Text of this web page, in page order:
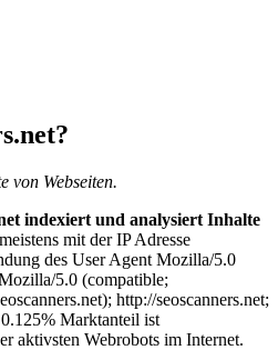
von Webseiten.
indexiert und analysiert Inhalte
mit der IP Adresse
des User Agent Mozilla/5.0
5.0 (compatible;
http://seoscanners.net;
Marktanteil ist
aktivsten Webrobots im Internet.